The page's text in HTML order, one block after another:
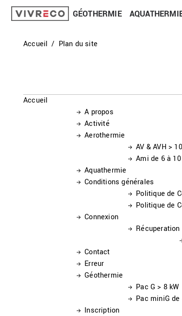
GÉOTHERMIE
Accueil Plan du site
Accueil
A propos
Activité
Aerothermie
AV & AVH >
Ami de 6 à
Aquathermie
Conditions générales
Politique de
Politique de
Connexion
Contact
Erreur
Géothermie
Pac G > 8 kW
Pac miniG de
Inscription